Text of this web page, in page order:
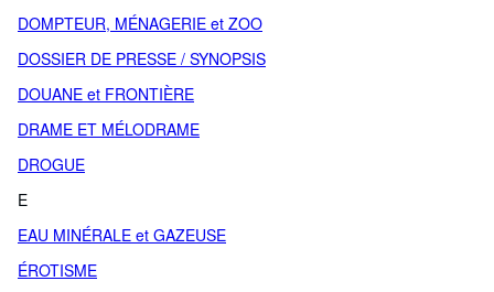
DOMPTEUR, MÉNAGERIE et ZOO
DOSSIER DE PRESSE / SYNOPSIS
DOUANE et FRONTIÈRE
DRAME ET MÉLODRAME
DROGUE
E
EAU MINÉRALE et GAZEUSE
ÉROTISME